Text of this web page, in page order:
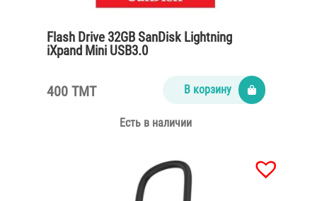
Flash Drive 32GB SanDisk Lightning
iXpand Mini USB3.0
400 TMT В корзину
Есть в наличии